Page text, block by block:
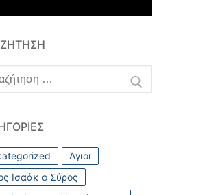
Άγιοι
Ισαάκ ο Σύρος